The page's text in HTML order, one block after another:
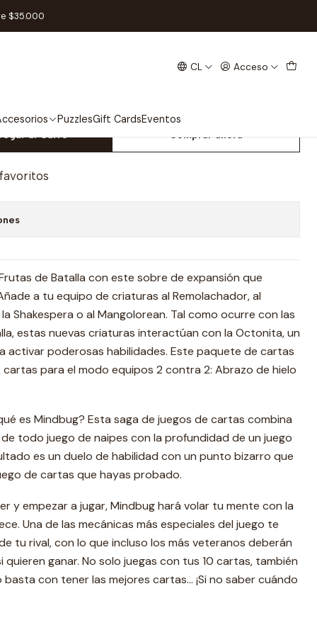
CL Acceso
PuzzlesGift CardsEventos
$35.000
Adicionales
de Frutas Promo Cartas
al Carro Comprar ahora
de Batalla con este sobre de expansión que
a tu equipo de criaturas al Remolachador, al
Shakespera o al Mangolorean. Tal como ocurre con las
estas nuevas criaturas interactúan con la Octonita, un
activar poderosas habilidades. Este paquete de cartas
para el modo equipos 2 contra 2: Abrazo de hielo
es Mindbug? Esta saga de juegos de cartas combina
todo juego de naipes con la profundidad de un juego
es un duelo de habilidad con un punto bizarro que
de cartas que hayas probado.
y empezar a jugar, Mindbug hará volar tu mente con la
Una de las mecánicas más especiales del juego te
tu rival, con lo que incluso los más veteranos deberán
ganar. No solo juegas con tus 10 cartas, también
basta con tener las mejores cartas… ¡Si no saber cuándo